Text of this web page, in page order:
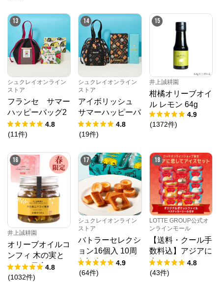
13
シュクレイオンライン
ストア
フランセ サマー
ハッピーバッグ2
026
4.8
(11件)
14
シュクレイオンライン
ストア
アイボリッシュ
サマーハッピーバ
ッグ2026 4.8
(19件)
15
井上誠耕園
柑橘オリーブオイ
ル レモン 64g
4.9
(1372件)
16
井上誠耕園
オリーブオイルコ
ンフィ 木の実と
ドライ果実 192g
春限定
4.8
(1032件)
17
シュクレイオンライン
ストア
バトラーセレクシ
ョン16個入 10周
年記念パッケージ
4.9
(64件)
18
LOTTE GROUP公式オ
ンラインモール
【送料・クール手
数料込】アジアに
恋してアイスセッ
ト（クリアファイ
4.8
(43件)